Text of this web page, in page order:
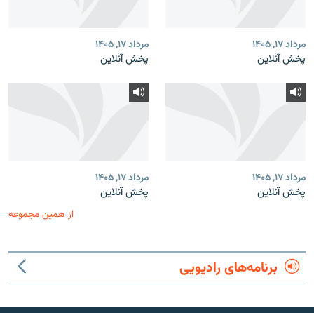
مرداد ۱۷, ۱۴۰۵
پخش آنلاین
مرداد ۱۷, ۱۴۰۵
پخش آنلاین
مرداد ۱۷, ۱۴۰۵
پخش آنلاین
مرداد ۱۷, ۱۴۰۵
پخش آنلاین
از همین مجموعه
برنامه‌های رادیویی